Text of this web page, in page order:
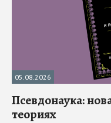
05.08.2026
Псевдонаука:
теориях